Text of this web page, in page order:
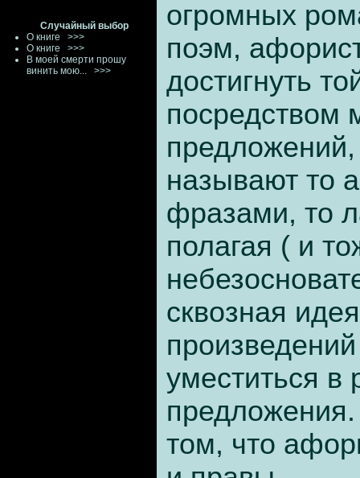
Случайный выбор
О книге
>>>
О книге
>>>
В моей смерти прошу
винить мою...
>>>
огромных
поэм,
достигнуть
посредством
называют то
фразами, то
полагая ( и
сквозная
уместиться в
том, что